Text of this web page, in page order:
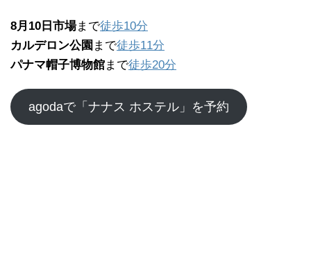
8月10日市場まで徒歩10分
カルデロン公園 まで徒歩11分
パナマ帽子博物館まで徒歩20分
agodaで「ナナス ホステル」を予約